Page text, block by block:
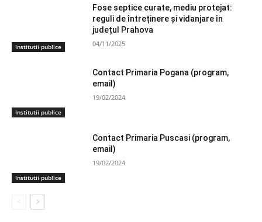
Institutii publice
Fose septice curate, mediu protejat:
reguli de întreținere și vidanjare în
județul Prahova
04/11/2025
Institutii publice
Contact Primaria Pogana (program,
email)
19/02/2024
Institutii publice
Contact Primaria Puscasi (program,
email)
19/02/2024